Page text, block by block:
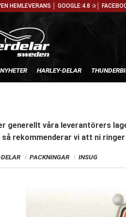
HEMLEVERANS │ GOOGLE:4.8 ✰│
NYHETER HARLEY-DELAR
generellt våra leverantörers
så rekommenderar vi att ni ringer
PACKNINGAR INSUG